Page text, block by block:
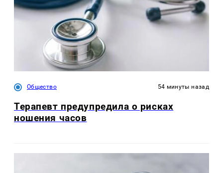
Общество 54 минуты назад
Терапевт предупредила о рисках
ношения часов